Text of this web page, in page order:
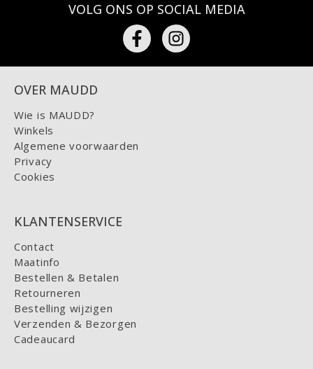
VOLG ONS OP SOCIAL MEDIA
OVER MAUDD
Wie is MAUDD?
Winkels
Algemene voorwaarden
Privacy
Cookies
KLANTENSERVICE
Contact
Maatinfo
Bestellen & Betalen
Retourneren
Bestelling wijzigen
Verzenden & Bezorgen
Cadeaucard